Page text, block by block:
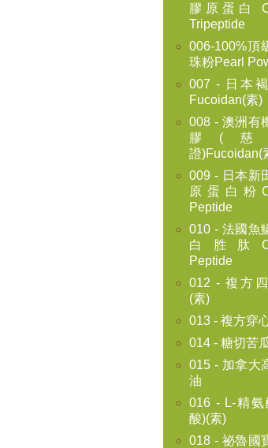
膠原蛋白
Tripeptide
006-100%頂
珠粉Pearl
007 - 日本
Fucoidan(素)
008 - 澳洲有
膠(慈
證)Fucoidan(
009 - 日本新
原蛋白粉
Peptide
010 - 法國魚
白胜肽
Peptide
012 - 複方
(素)
013 - 複方穿
014 - 糖切苦
015 - 加拿大
油
016 - L-精
酸)(素)
018 - 祕魯國